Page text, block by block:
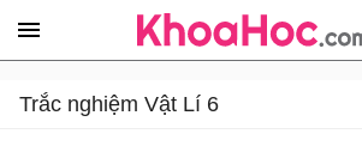
Trắc nghiệm Vật Lí 6